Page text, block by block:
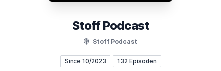
Stoff Podcast
Stoff Podcast
Since 10/2023 132 Episoden